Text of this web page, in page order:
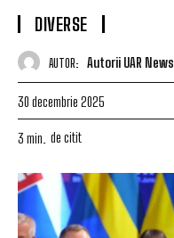
DIVERSE
AUTOR: Autorii UAR News
30 decembrie 2025
3 min. de citit